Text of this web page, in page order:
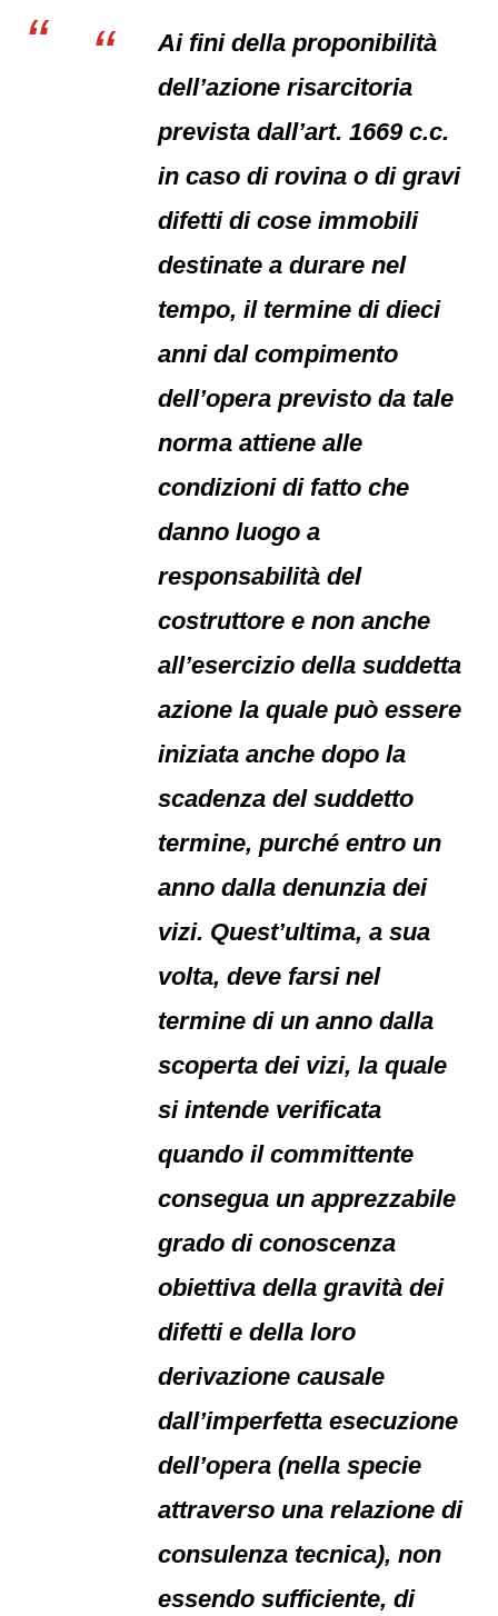
Ai fini della proponibilità
dell’azione risarcitoria
prevista dall’art. 1669 c.c.
in caso di rovina o di gravi
difetti di cose immobili
destinate a durare nel
tempo, il termine di dieci
anni dal compimento
dell’opera previsto da tale
norma attiene alle
condizioni di fatto che
danno luogo a
responsabilità del
costruttore e non anche
all’esercizio della suddetta
azione la quale può essere
iniziata anche dopo la
scadenza del suddetto
termine, purché entro un
anno dalla denunzia dei
vizi. Quest’ultima, a sua
volta, deve farsi nel
termine di un anno dalla
scoperta dei vizi, la quale
si intende verificata
quando il committente
consegua un apprezzabile
grado di conoscenza
obiettiva della gravità dei
difetti e della loro
derivazione causale
dall’imperfetta esecuzione
dell’opera (nella specie
attraverso una relazione di
consulenza tecnica), non
essendo sufficiente, di